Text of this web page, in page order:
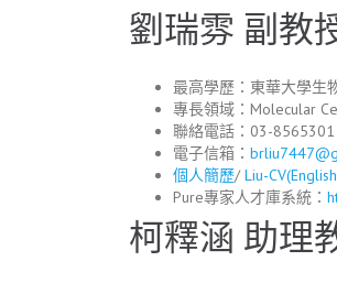
劉瑞雰 副教
最高學歷：東華大學生
專長領域：Molecular
聯絡電話：03-
電子信箱：
個人簡歷/Liu-
Pure專家人才庫系統：
柯釋涵 助理